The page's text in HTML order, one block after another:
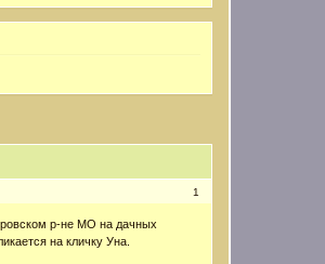
1
р-не МО на дачных
на кличку Уна.